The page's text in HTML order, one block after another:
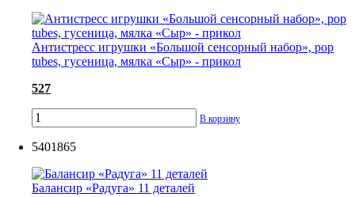
Антистресс игрушки «Большой сенсорный набор», pop
tubes, гусеница, мялка «Сыр» - прикол
527
В корзину
5401865
Балансир «Радуга» 11 деталей